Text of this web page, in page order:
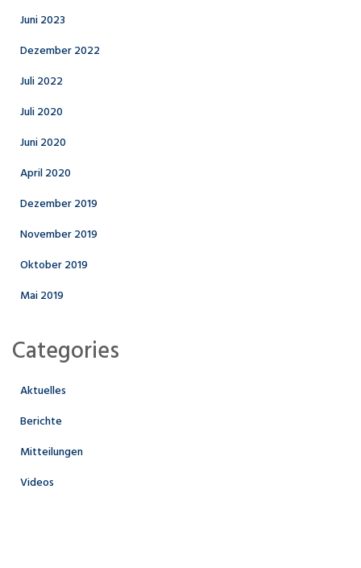
Juni 2023
Dezember 2022
Juli 2022
Juli 2020
Juni 2020
April 2020
Dezember 2019
November 2019
Oktober 2019
Mai 2019
Categories
Aktuelles
Berichte
Mitteilungen
Videos